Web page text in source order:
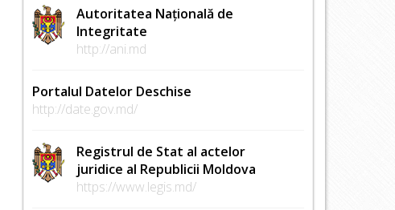
Autoritatea Națională de
Integritate
http://ani.md
Portalul Datelor Deschise
http://date.gov.md/
Registrul de Stat al actelor
juridice al Republicii Moldova
https://www.legis.md/